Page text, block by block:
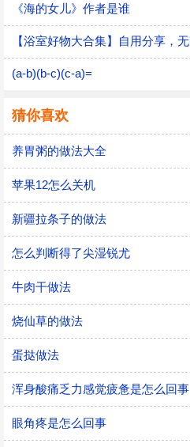
《海的女儿》作者是谁
(a-b)(b-c)(c-a)=
猜你喜欢
养胃粥的做法大全
苹果12怎么关机
新疆拉条子的做法
怎么判断得了尖湿锐尤
牛肉干做法
烧仙草的做法
蛋挞做法
浑身酸痛乏力感觉疲惫是怎么回事
眼角疼是怎么回事